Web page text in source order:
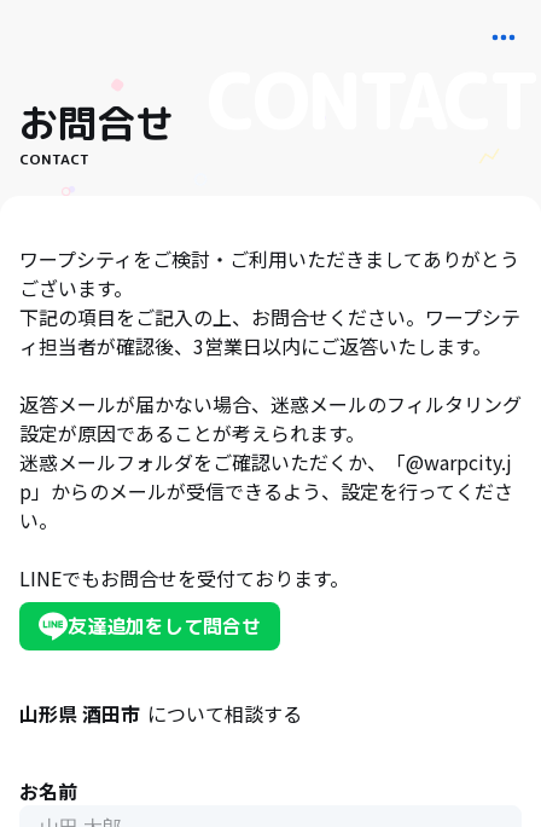
お問合せ
CONTACT
ワープシティをご検討・ご利用いただきましてありがとう
ございます。
下記の項目をご記入の上、お問合せください。ワープシテ
ィ担当者が確認後、3営業日以内にご返答いたします。
返答メールが届かない場合、迷惑メールのフィルタリング
設定が原因であることが考えられます。
迷惑メールフォルダをご確認いただくか、「@warpcity.j
p」からのメールが受信できるよう、設定を行ってくださ
い。
LINEでもお問合せを受付ております。
友達追加をして問合せ
山形県 酒田市 について相談する
お名前